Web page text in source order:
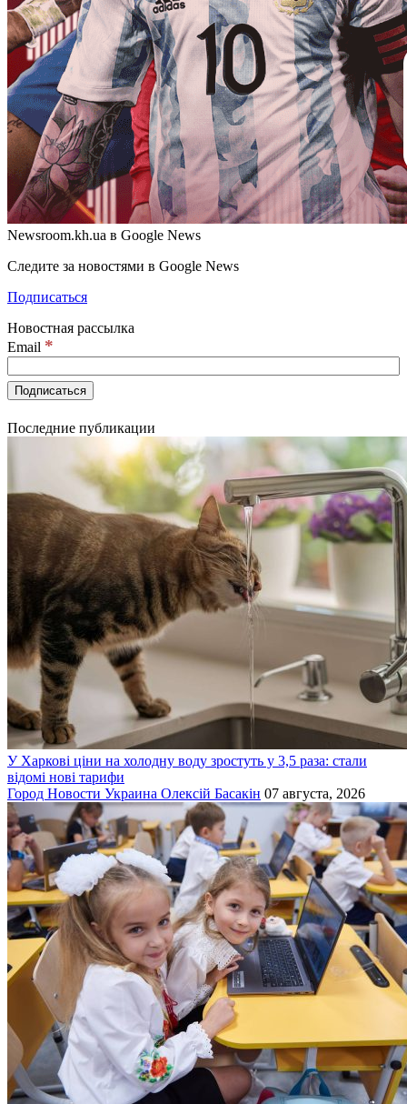
Newsroom.kh.ua в Google News
Следите за новостями в Google News
Подписаться
Новостная рассылка
Email *
Последние публикации
У Харкові ціни на холодну воду зростуть у 3,5 раза: стали
відомі нові тарифи
Город Новости Украина Олексій Басакін 07 августа, 2026